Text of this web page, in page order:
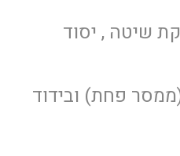
שיטה , יסוד
פחת) ובידוד